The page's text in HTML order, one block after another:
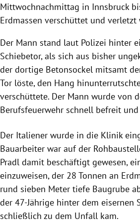
Untermenü
Mittwochnachmittag in Innsbruck
Erdmassen verschüttet und verletzt
Der Mann stand laut Polizei hinter
Schiebetor, als sich aus bisher
der dortige Betonsockel mitsamt
Tor löste, den Hang
verschüttete. Der Mann wurde von
Berufsfeuerwehr schnell befreit und
Der Italiener wurde in die Klinik
Bauarbeiter war auf der
Pradl damit beschäftigt gewesen,
einzuweisen, der 28 Tonnen an
rund sieben Meter tiefe Baugrube
der 47-Jährige hinter dem eisernen
schließlich zu dem Unfall kam.